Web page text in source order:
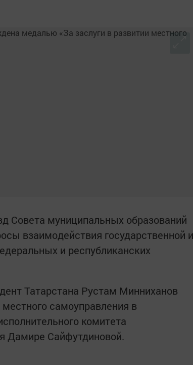
Совета муниципальных образований
взаимодействия государственной и
и республиканских
Татарстана Рустам Минниханов
самоуправления в
комитета
Дамире Сайфутдиновой.